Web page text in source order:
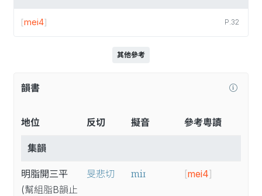
P.32
[mei4]
其他參考
韻書
地位 反切 擬音 參考粵讀
集韻
明脂開三平
(幫組脂B韻止
旻悲切 miɪ [mei4]